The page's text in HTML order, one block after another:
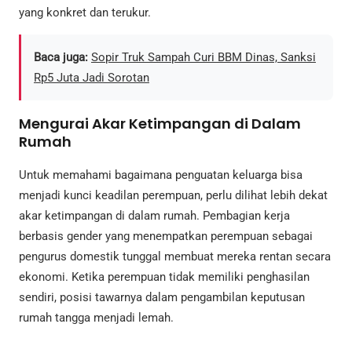
yang konkret dan terukur.
Baca juga: Sopir Truk Sampah Curi BBM Dinas, Sanksi
Rp5 Juta Jadi Sorotan
Mengurai Akar Ketimpangan di Dalam
Rumah
Untuk memahami bagaimana penguatan keluarga bisa
menjadi kunci keadilan perempuan, perlu dilihat lebih dekat
akar ketimpangan di dalam rumah. Pembagian kerja
berbasis gender yang menempatkan perempuan sebagai
pengurus domestik tunggal membuat mereka rentan secara
ekonomi. Ketika perempuan tidak memiliki penghasilan
sendiri, posisi tawarnya dalam pengambilan keputusan
rumah tangga menjadi lemah.